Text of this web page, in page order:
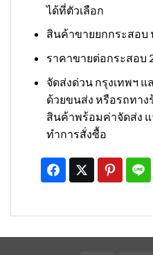
ได้ที่ตัวเลือก
สินค้าขายยกกระสอบ
ราคาขายต่อกระสอบ
จัดส่งด่วน กรุงเทพฯ
ด้วยขนส่ง หรือรถทาง
สินค้าพร้อมค่าจัดส่ง
ทำการสั่งซื้อ